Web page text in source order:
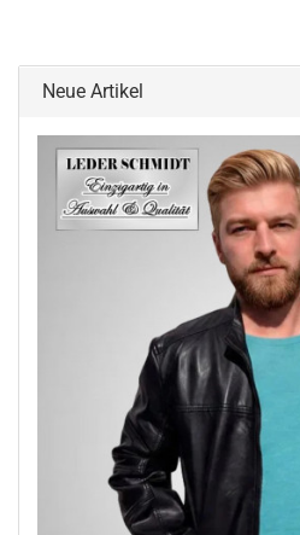
Neue Artikel